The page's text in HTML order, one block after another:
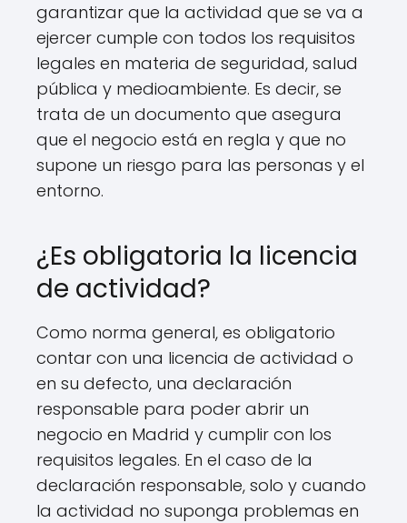
garantizar que la actividad que se va a
ejercer cumple con todos los requisitos
legales en materia de seguridad, salud
pública y medioambiente. Es decir, se
trata de un documento que asegura
que el negocio está en regla y que no
supone un riesgo para las personas y el
entorno.
¿Es obligatoria la licencia
de actividad?
Como norma general, es obligatorio
contar con una licencia de actividad o
en su defecto, una declaración
responsable para poder abrir un
negocio en Madrid y cumplir con los
requisitos legales. En el caso de la
declaración responsable, solo y cuando
la actividad no suponga problemas en